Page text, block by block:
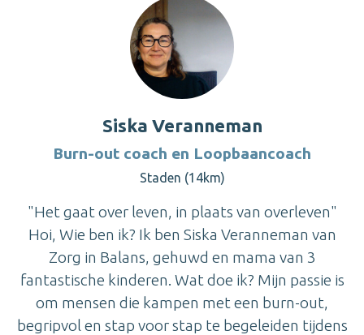
Siska Veranneman
Burn-out coach en Loopbaancoach
Staden (14km)
"Het gaat over leven, in plaats van overleven"
Hoi, Wie ben ik? Ik ben Siska Veranneman van
Zorg in Balans, gehuwd en mama van 3
fantastische kinderen. Wat doe ik? Mijn passie is
om mensen die kampen met een burn-out,
begripvol en stap voor stap te begeleiden tijdens